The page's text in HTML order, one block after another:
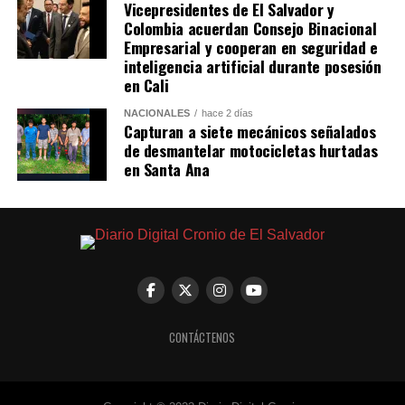
ocurrido sobre el
bulevar El Hipódromo,
en San Salvador.
García Hernández
chocó contra un
motociclista que
trabajaba como
repartidor y que falleció
en el lugar tras el
impacto.
Vicepresidentes de El Salvador y
Colombia acuerdan Consejo Binacional
Empresarial y cooperan en seguridad e
inteligencia artificial durante posesión
en Cali
NACIONALES hace 2 días
Capturan a siete mecánicos señalados
de desmantelar motocicletas hurtadas
en Santa Ana
CONTÁCTENOS